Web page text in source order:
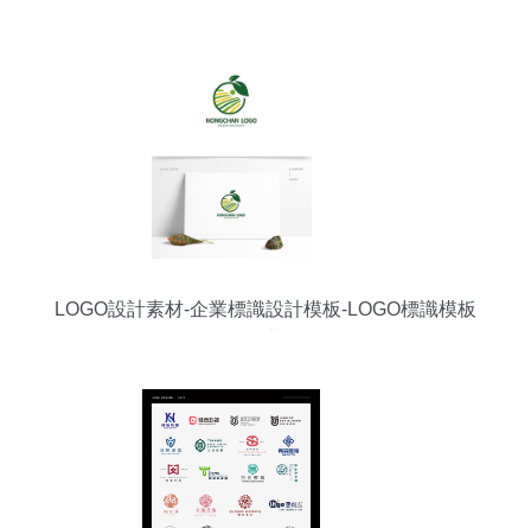
LOGO設計素材-企業標識設計模板-LOGO標識模板